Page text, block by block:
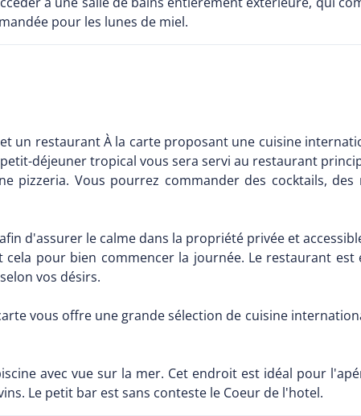
pour les lunes de miel.
un restaurant À la carte proposant une cuisine
déjeuner tropical vous sera servi au restaurant
pizzeria. Vous pourrez commander des cocktails,
d'assurer le calme dans la propriété privée et
pour bien commencer la journée. Le restaurant
vos désirs.
vous offre une grande sélection de cuisine
avec vue sur la mer. Cet endroit est idéal pour
Le petit bar est sans conteste le Coeur de l'hotel.